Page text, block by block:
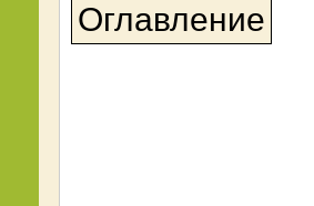
Оглавление